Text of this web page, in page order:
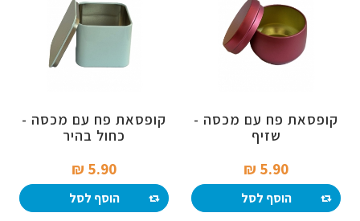
קופסאת פח עם מכסה -
שזיף
5.90 ₪‎
הוסף לסל
קופסאת פח עם מכסה -
כחול בהיר
5.90 ₪‎
הוסף לסל